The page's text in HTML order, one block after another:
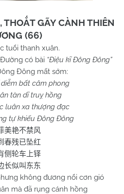
GÃY CÀNH THIÊN
(66)
tuổi thanh xuân.
có bài “Điệu kĩ Đông Đông”
Đông mất sớm:
bất câm phong
tàn dĩ truỵ hồng
luân xa thượng đạc
tự khiếu Đông Đông
美艳不禁风
春残已坠红
侧轮车上铎
长似叫东东
không đương nổi cơn gió
mà đã rụng cánh hồng